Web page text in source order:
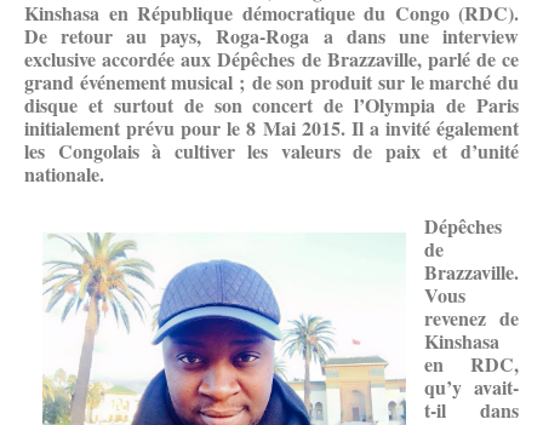
Kinshasa en République démocratique du Congo (RDC).
De retour au pays, Roga-Roga a dans une interview
exclusive accordée aux Dépêches de Brazzaville, parlé de ce
grand événement musical ; de son produit sur le marché du
disque et surtout de son concert de l’Olympia de Paris
initialement prévu pour le 8 Mai 2015. Il a invité également
les Congolais à cultiver les valeurs de paix et d’unité
nationale.
Dépêches
de
Brazzaville.
Vous
revenez de
Kinshasa
en RDC,
qu’y avait-
t-il dans